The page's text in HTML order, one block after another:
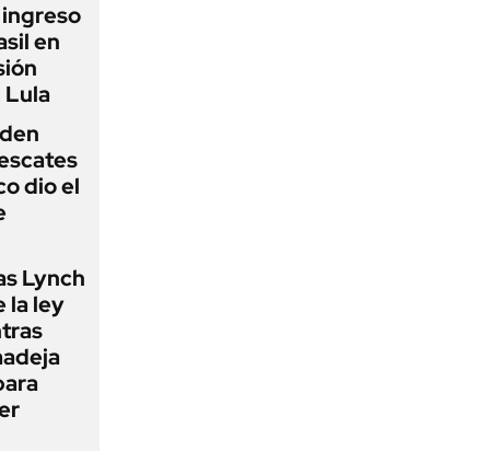
en
dio el
Lynch
la ley